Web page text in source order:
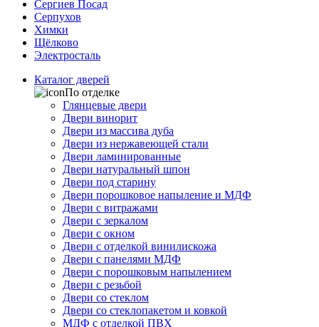
Сергиев Посад
Серпухов
Химки
Щёлково
Электросталь
Каталог дверей
По отделке
Глянцевые двери
Двери винорит
Двери из массива дуба
Двери из нержавеющей стали
Двери ламинированные
Двери натуральный шпон
Двери под старину
Двери порошковое напыление и МДФ
Двери с витражами
Двери с зеркалом
Двери с окном
Двери с отделкой винилискожа
Двери с панелями МДФ
Двери с порошковым напылением
Двери с резьбой
Двери со стеклом
Двери со стеклопакетом и ковкой
МДФ с отделкой ПВХ